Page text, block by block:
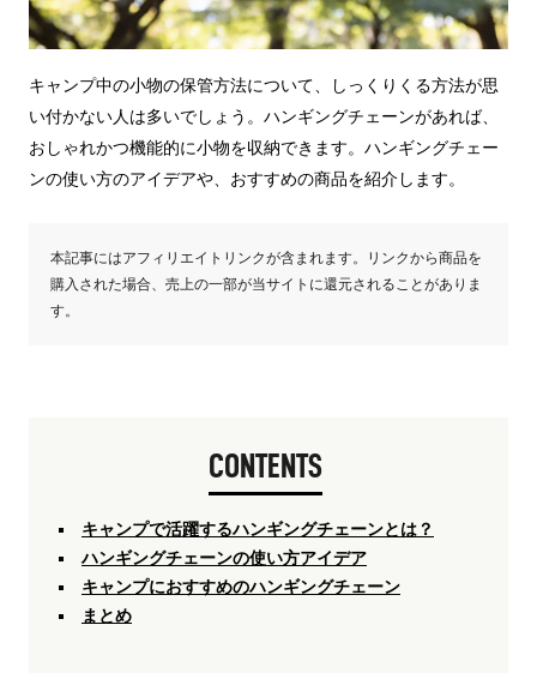
キャンプ中の小物の保管方法について、しっくりくる方法が思
い付かない人は多いでしょう。ハンギングチェーンがあれば、
おしゃれかつ機能的に小物を収納できます。ハンギングチェー
ンの使い方のアイデアや、おすすめの商品を紹介します。
本記事にはアフィリエイトリンクが含まれます。リンクから商品を
購入された場合、売上の一部が当サイトに還元されることがありま
す。
CONTENTS
キャンプで活躍するハンギングチェーンとは？
ハンギングチェーンの使い方アイデア
キャンプにおすすめのハンギングチェーン
まとめ